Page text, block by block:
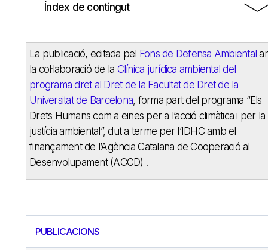
Índex de contingut
La publicació, editada pel Fons de Defensa Ambiental
la col·laboració de la Clínica jurídica ambiental del
programa dret al Dret de la Facultat de Dret de la
Universitat de Barcelona, forma part del programa “Els
Drets Humans com a eines per a l’acció climàtica i per la
justícia ambiental”, dut a terme per l’IDHC amb el
finançament de l’Agència Catalana de Cooperació al
Desenvolupament (ACCD) .
PUBLICACIONS